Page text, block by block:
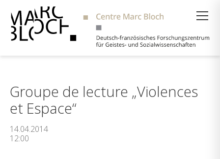
Groupe de lecture „Violences
et Espace“
14.04.2014
12:00